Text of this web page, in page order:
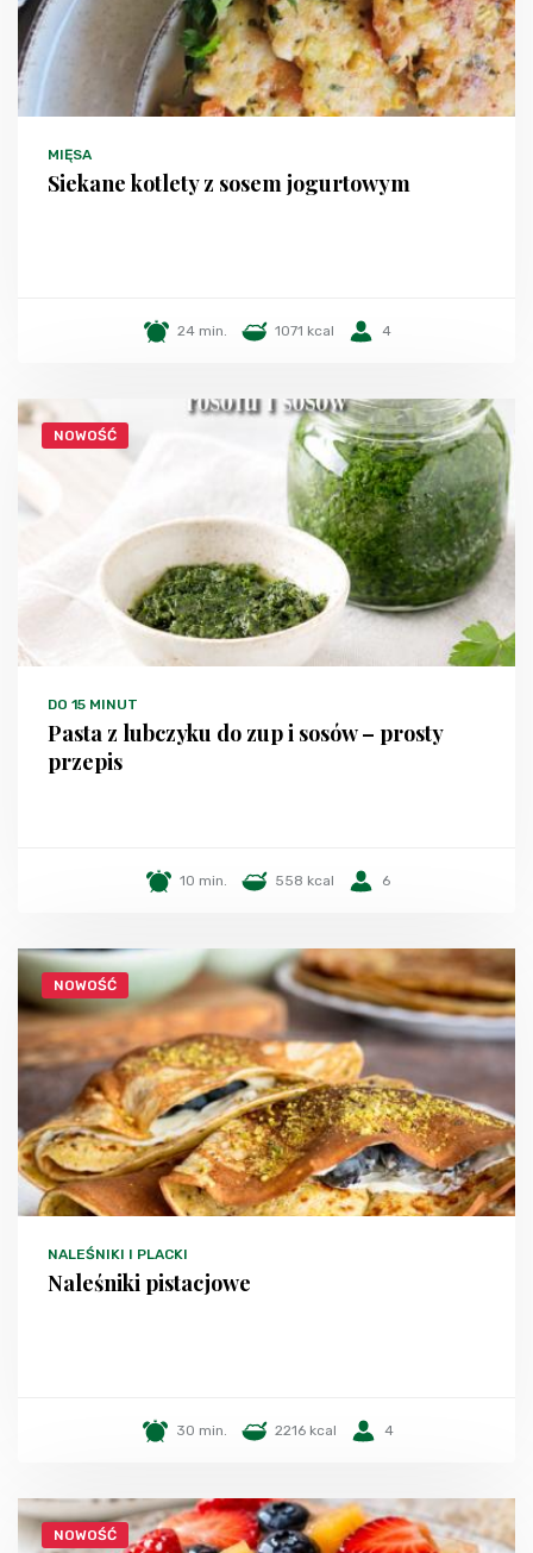
MIĘSA
Siekane kotlety z sosem jogurtowym
24 min. 1071 kcal 4
NOWOŚĆ
DO 15 MINUT
Pasta z lubczyku do zup i sosów – prosty
przepis
10 min. 558 kcal 6
NOWOŚĆ
NALEŚNIKI I PLACKI
Naleśniki pistacjowe
30 min. 2216 kcal 4
NOWOŚĆ